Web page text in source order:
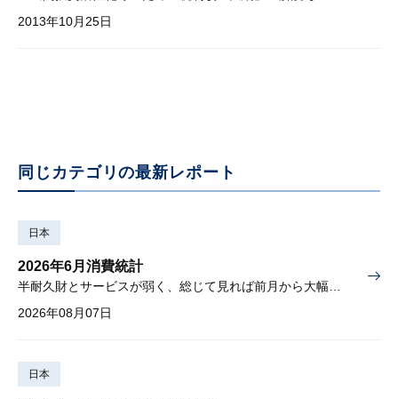
2013年10月25日
同じカテゴリの最新レポート
日本
2026年6月消費統計
半耐久財とサービスが弱く、総じて見れば前月から大幅に減少
2026年08月07日
日本